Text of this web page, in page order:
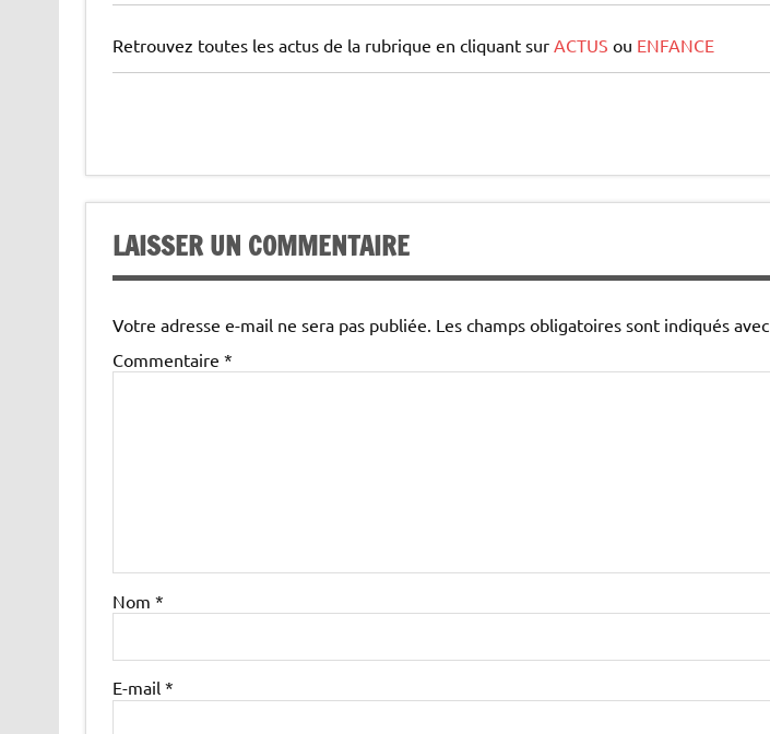
Retrouvez toutes les actus de la rubrique en cliquant sur ACTUS ou ENFANCE
LAISSER UN COMMENTAIRE
Votre adresse e-mail ne sera pas publiée. Les champs obligatoires sont indiqués avec
Commentaire *
Nom *
E-mail *